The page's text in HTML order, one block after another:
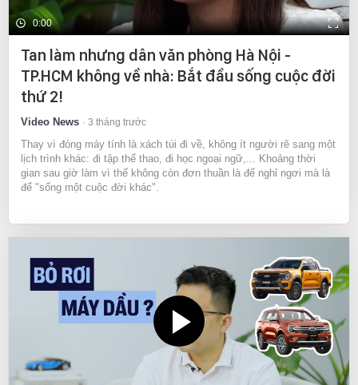
0:00
Tan làm nhưng dân văn phòng Hà Nội -
TP.HCM không về nhà: Bắt đầu sống cuộc đời
thứ 2!
Video News 3 tháng trước
Thay vì đóng máy tính là xách túi đi về, không ít người rẽ sang một
lịch trình khác: đi tập thể thao, đi học ngoại ngữ,... Khoảng thời
gian sau giờ làm vì thế không còn đơn thuần là để nghỉ ngơi mà là
để "sống một cuộc đời khác".